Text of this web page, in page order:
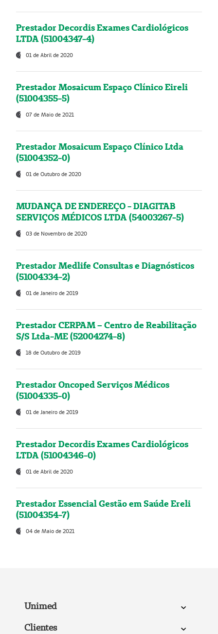
Prestador Decordis Exames Cardiológicos
LTDA (51004347-4)
01 de Abril de 2020
Prestador Mosaicum Espaço Clínico Eireli
(51004355-5)
07 de Maio de 2021
Prestador Mosaicum Espaço Clínico Ltda
(51004352-0)
01 de Outubro de 2020
MUDANÇA DE ENDEREÇO - DIAGITAB
SERVIÇOS MÉDICOS LTDA (54003267-5)
03 de Novembro de 2020
Prestador Medlife Consultas e Diagnósticos
(51004334-2)
01 de Janeiro de 2019
Prestador CERPAM – Centro de Reabilitação
S/S Ltda-ME (52004274-8)
18 de Outubro de 2019
Prestador Oncoped Serviços Médicos
(51004335-0)
01 de Janeiro de 2019
Prestador Decordis Exames Cardiológicos
LTDA (51004346-0)
01 de Abril de 2020
Prestador Essencial Gestão em Saúde Ereli
(51004354-7)
04 de Maio de 2021
Unimed
Clientes